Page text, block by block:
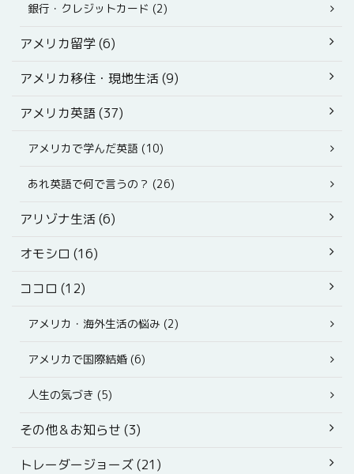
銀行・クレジットカード (2)
アメリカ留学 (6)
アメリカ移住・現地生活 (9)
アメリカ英語 (37)
アメリカで学んだ英語 (10)
あれ英語で何で言うの？ (26)
アリゾナ生活 (6)
オモシロ (16)
ココロ (12)
アメリカ・海外生活の悩み (2)
アメリカで国際結婚 (6)
人生の気づき (5)
その他＆お知らせ (3)
トレーダージョーズ (21)